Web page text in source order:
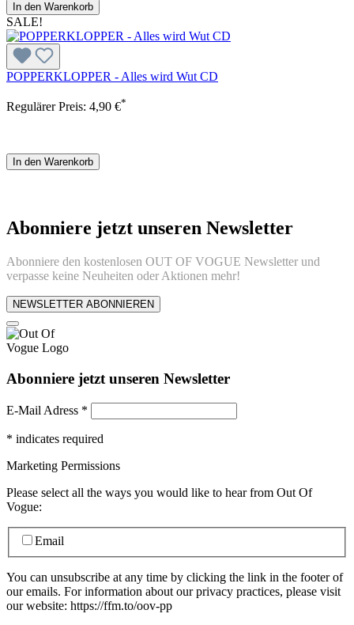
In den Warenkorb
SALE!
POPPERKLOPPER - Alles wird Wut CD
Regulärer Preis: 4,90 €*
In den Warenkorb
Abonniere jetzt unseren Newsletter
Abonniere den kostenlosen OUT OF VOGUE Newsletter und
verpasse keine Neuheiten oder Aktionen mehr!
NEWSLETTER ABONNIEREN
Abonniere jetzt unseren Newsletter
E-Mail Adress *
* indicates required
Marketing Permissions
Please select all the ways you would like to hear from Out Of
Vogue:
Email
You can unsubscribe at any time by clicking the link in the footer of
our emails. For information about our privacy practices, please visit
our website: https://ffm.to/oov-pp